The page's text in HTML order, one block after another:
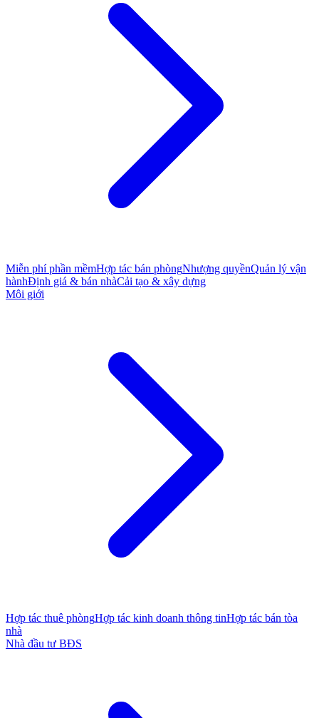
Miễn phí phần mềmHợp tác bán phòngNhượng quyềnQuản lý vận
hànhĐịnh giá & bán nhàCải tạo & xây dựng
Môi giới
Hợp tác thuê phòngHợp tác kinh doanh thông tinHợp tác bán tòa
nhà
Nhà đầu tư BĐS